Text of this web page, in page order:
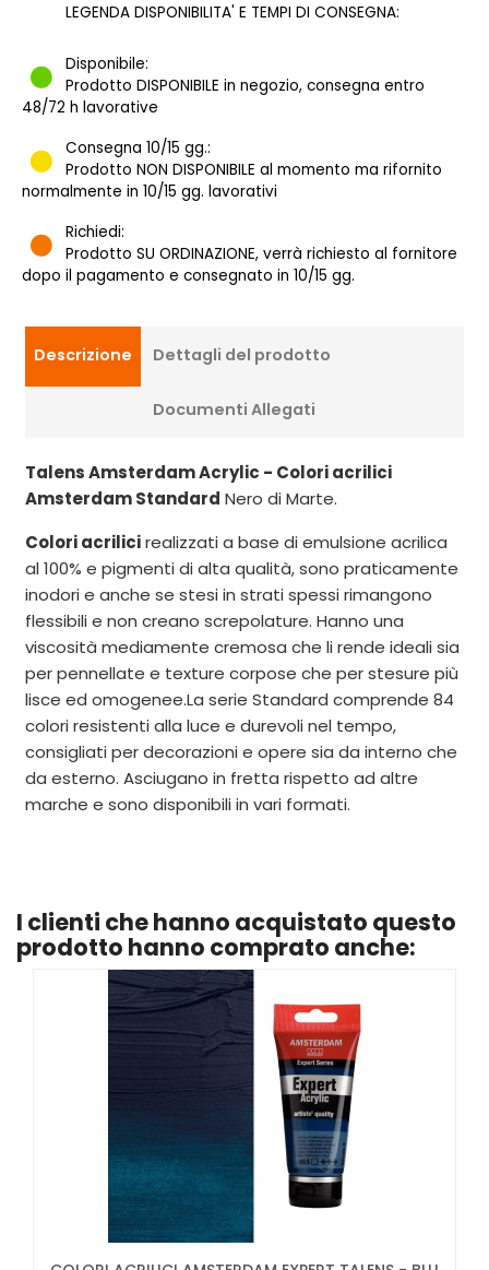
LEGENDA DISPONIBILITA' E TEMPI DI CONSEGNA:
Disponibile:
Prodotto DISPONIBILE in negozio, consegna entro
48/72 h lavorative
Consegna 10/15 gg.:
Prodotto NON DISPONIBILE al momento ma rifornito
normalmente in 10/15 gg. lavorativi
Richiedi:
Prodotto SU ORDINAZIONE, verrà richiesto al fornitore
dopo il pagamento e consegnato in 10/15 gg.
Descrizione Dettagli del prodotto
Documenti Allegati
Talens Amsterdam Acrylic - Colori acrilici
Amsterdam Standard Nero di Marte.
Colori acrilicirealizzati a base di emulsione acrilica
al 100% e pigmenti di alta qualità, sono praticamente
inodori e anche se stesi in strati spessi rimangono
flessibili e non creano screpolature. Hanno una
viscosità mediamente cremosa che li rende ideali sia
per pennellate e texture corpose che per stesure più
lisce ed omogenee.La serie Standard comprende 84
colori resistenti alla luce e durevoli nel tempo,
consigliati per decorazioni e opere sia da interno che
da esterno. Asciugano in fretta rispetto ad altre
marche e sono disponibili in vari formati.
I clienti che hanno acquistato questo
prodotto hanno comprato anche: